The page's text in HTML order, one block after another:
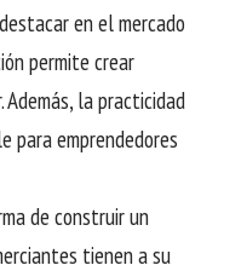
en el mercado
permite crear
la practicidad
para emprendedores
de construir un
tienen a su